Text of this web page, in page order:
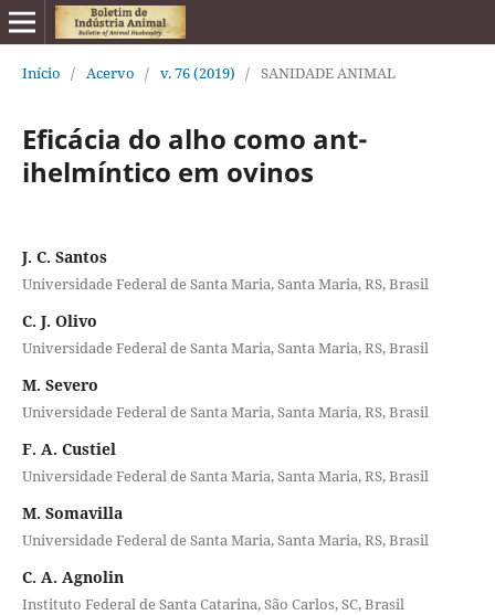
Início / Acervo / v. 76 (2019) / SANIDADE ANIMAL
Eficácia do alho como ant-
ihelmíntico em ovinos
J. C. Santos
Universidade Federal de Santa Maria, Santa Maria, RS, Brasil
C. J. Olivo
Universidade Federal de Santa Maria, Santa Maria, RS, Brasil
M. Severo
Universidade Federal de Santa Maria, Santa Maria, RS, Brasil
F. A. Custiel
Universidade Federal de Santa Maria, Santa Maria, RS, Brasil
M. Somavilla
Universidade Federal de Santa Maria, Santa Maria, RS, Brasil
C. A. Agnolin
Instituto Federal de Santa Catarina, São Carlos, SC, Brasil